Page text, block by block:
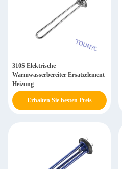
310S Elektrische
Warmwasserbereiter Ersatzelement
Heizung
Erhalten Sie besten Preis